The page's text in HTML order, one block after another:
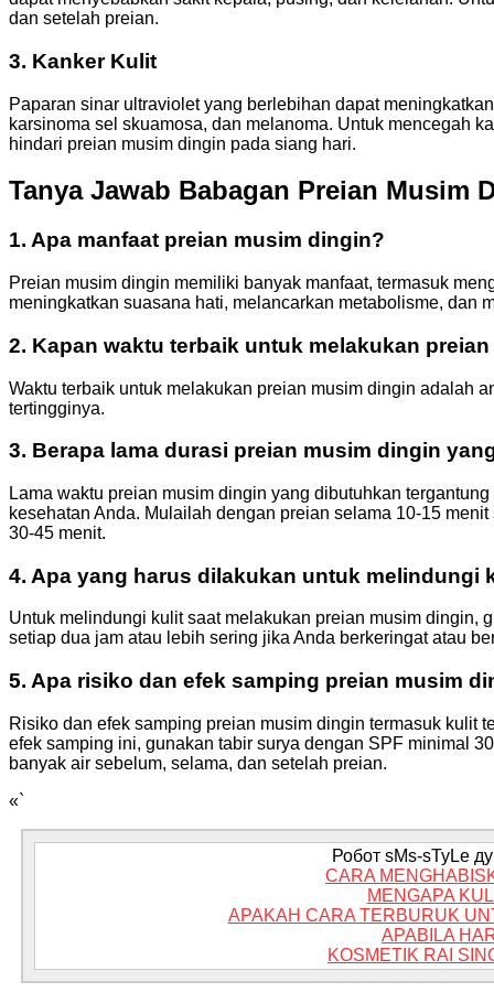
dan setelah preian.
3. Kanker Kulit
Paparan sinar ultraviolet yang berlebihan dapat
karsinoma sel skuamosa, dan melanoma. Untuk mencegah
hindari preian musim dingin pada siang hari.
Tanya Jawab Babagan Preian Musim
1. Apa manfaat preian musim dingin?
Preian musim dingin memiliki banyak manfaat, termasuk
meningkatkan suasana hati, melancarkan metabolisme, dan
2. Kapan waktu terbaik untuk melakukan
Waktu terbaik untuk melakukan preian musim dingin adalah
tertingginya.
3. Berapa lama durasi preian musim dingin
Lama waktu preian musim dingin yang dibutuhkan
kesehatan Anda. Mulailah dengan preian selama 10-15
30-45 menit.
4. Apa yang harus dilakukan untuk
Untuk melindungi kulit saat melakukan preian musim dingin,
setiap dua jam atau lebih sering jika Anda berkeringat atau
5. Apa risiko dan efek samping preian musim
Risiko dan efek samping preian musim dingin termasuk kulit
efek samping ini, gunakan tabir surya dengan SPF minimal
banyak air sebelum, selama, dan setelah preian.
«`
Робот sMs-sTyLe
CARA
MENGAPA
APAKAH CARA TERBURUK
APABILA
KOSMETIK RAI